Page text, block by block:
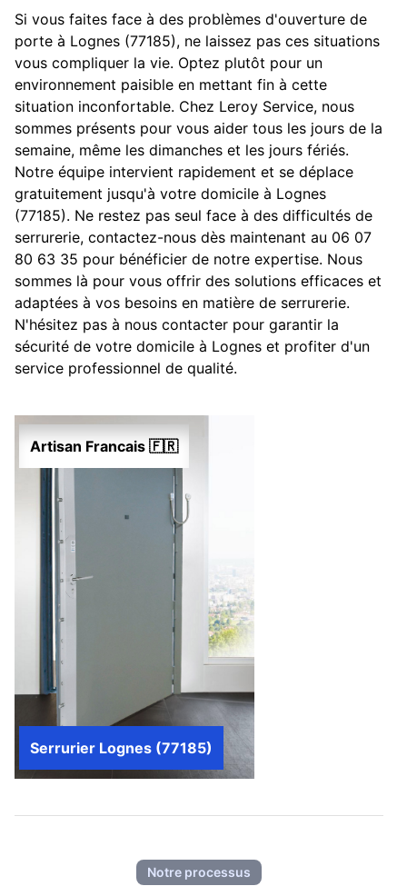
Si vous faites face à des problèmes d'ouverture de
porte à Lognes (77185), ne laissez pas ces situations
vous compliquer la vie. Optez plutôt pour un
environnement paisible en mettant fin à cette
situation inconfortable. Chez Leroy Service, nous
sommes présents pour vous aider tous les jours de la
semaine, même les dimanches et les jours fériés.
Notre équipe intervient rapidement et se déplace
gratuitement jusqu'à votre domicile à Lognes
(77185). Ne restez pas seul face à des difficultés de
serrurerie, contactez-nous dès maintenant au 06 07
80 63 35 pour bénéficier de notre expertise. Nous
sommes là pour vous offrir des solutions efficaces et
adaptées à vos besoins en matière de serrurerie.
N'hésitez pas à nous contacter pour garantir la
sécurité de votre domicile à Lognes et profiter d'un
service professionnel de qualité.
Artisan Francais 🇫🇷
Serrurier Lognes (77185)
Notre processus